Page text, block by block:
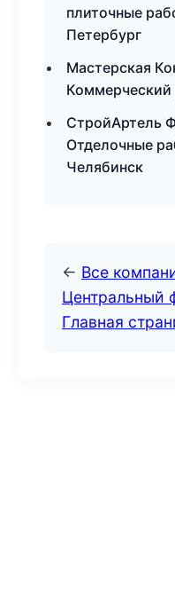
плиточные
Петербург
Мастерская
Коммерческий
СтройАртель
Отделочные
Челябинск
← Все
Центральный
Главная